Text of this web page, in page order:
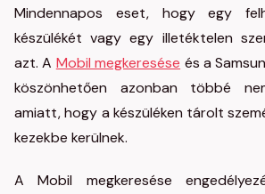
Mindennapos eset, hogy egy
készülékét vagy egy illetéktelen
azt. A Mobil megkeresése és a
köszönhetően azonban többé
amiatt, hogy a készüléken tárolt
kezekbe kerülnek.
A Mobil megkeresése